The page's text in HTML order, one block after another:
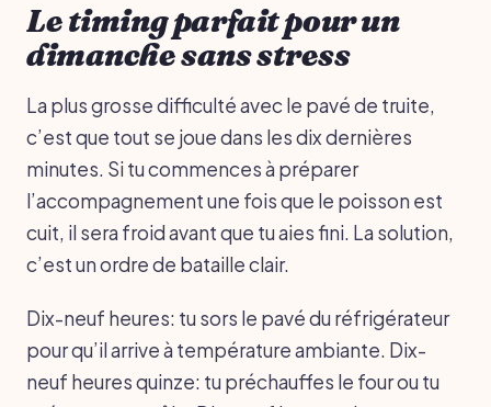
Le timing parfait pour un
dimanche sans stress
La plus grosse difficulté avec le pavé de truite,
c’est que tout se joue dans les dix dernières
minutes. Si tu commences à préparer
l’accompagnement une fois que le poisson est
cuit, il sera froid avant que tu aies fini. La solution,
c’est un ordre de bataille clair.
Dix-neuf heures: tu sors le pavé du réfrigérateur
pour qu’il arrive à température ambiante. Dix-
neuf heures quinze: tu préchauffes le four ou tu